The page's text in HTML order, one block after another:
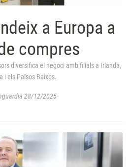
a Europa a
compres
diversifica el negoci amb filials a Irlanda,
i els Països Baixos.
28/12/2025